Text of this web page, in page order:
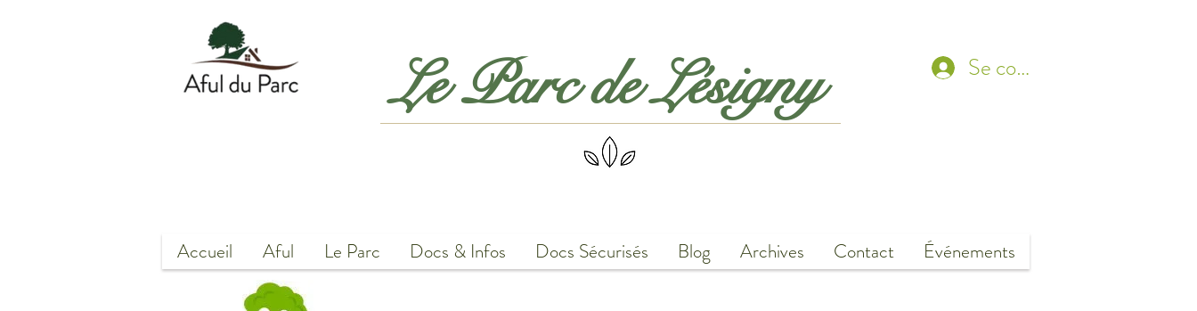
Le Parc de Lésigny Se connecter
Accueil Aful Le Parc Docs & Infos Docs Sécurisés Blog Archives Contact Événements